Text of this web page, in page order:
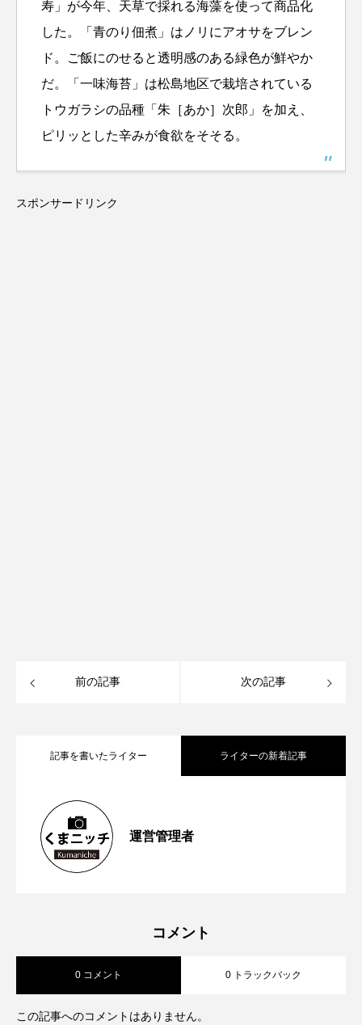
寿」が今年、天草で採れる海藻を使って商品化
した。「青のり佃煮」はノリにアオサをブレン
ド。ご飯にのせると透明感のある緑色が鮮やか
だ。「一味海苔」は松島地区で栽培されている
トウガラシの品種「朱［あか］次郎」を加え、
ピリッとした辛みが食欲をそそる。
スポンサードリンク
前の記事 次の記事
記事を書いたライター ライターの新着記事
運営管理者
2026.05.13
2023.06.26
プン前倒しへ 山都町の通潤橋が熊本県
対話式ＡＩ ＣｈａｔＧＰＴの実証実験
コメント
0 コメント 0 トラックバック
この記事へのコメントはありません。